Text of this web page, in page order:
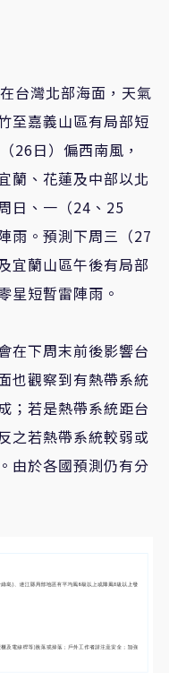
台灣北部海面，天氣
至嘉義山區有局部短
26日）偏西南風，
蘭、花蓮及中部以北
日、一（24、25
雨。預測下周三（27
宜蘭山區午後有局部
星短暫雷陣雨。
在下周末前後影響台
也觀察到有熱帶系統
；若是熱帶系統距台
之若熱帶系統較弱或
由於各國預測仍有分